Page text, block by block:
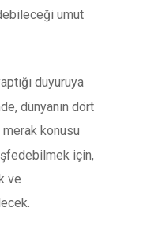
umut
duyuruya
dünyanın dört
konusu
için,
ve